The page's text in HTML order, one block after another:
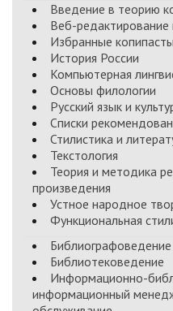
Введение в теорию
Веб-редактирование
Избранные копипасты
История России
Компьютерная
Основы филологии
Русский язык и
Списки
Стилистика и
Текстология
Теория и методика
произведения
Устное народное
Функциональная
Библиографоведение
Библиотековедение
Информационно-
информационный